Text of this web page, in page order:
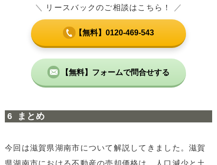
＼ リースバックのご相談はこちら！ ／
【無料】0120-469-543
【無料】フォームで問合せする
まとめ
今回は滋賀県湖南市について解説してきました。滋賀
県湖南市における不動産の売却価格は、人口減少と土